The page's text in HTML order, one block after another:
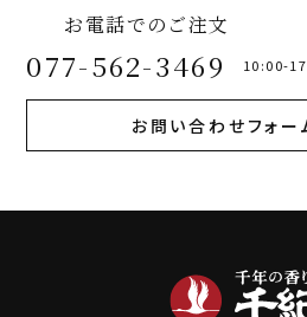
お電話でのご注文
077-562-3469 10:00-
お問い合わせフォー